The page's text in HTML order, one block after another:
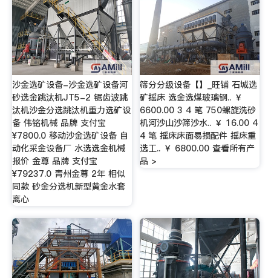
沙金选矿设备-沙金选矿设备河
砂选金跳汰机JT5-2 锯齿波跳
汰机沙金分选跳汰机重力选矿设
备 伟铭机械 品牌 支付宝
¥7800.0 移动沙金选矿设备 自
动化采金设备厂 水选选金机械
报价 金尊 品牌 支付宝
¥79237.0 青州金尊 2年 相似
同款 砂金分选机新型黄金水套
离心
筛分分级设备【】_旺铺 石城选
矿摇床 选金选煤玻璃钢.. ￥
6600.00 3 4 笔 750螺旋洗砂
机河沙山沙筛沙水.. ￥ 16.00 4
4 笔 摇床床面易损配件 摇床重
选工.. ￥ 6800.00 查看所有产
品 >